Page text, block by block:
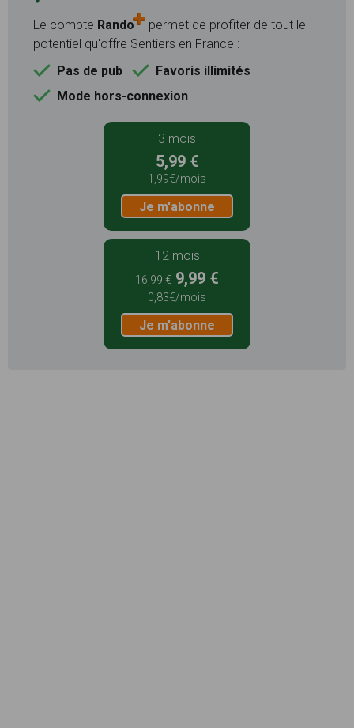
Le compte Rando
permet de profiter de tout le
potentiel qu'offre Sentiers en France :
Pas de pub
Favoris illimités
Mode hors-connexion
3 mois
5,99 €
1,99€/mois
Je m'abonne
12 mois
16,99 € 9,99 €
0,83€/mois
Je m'abonne